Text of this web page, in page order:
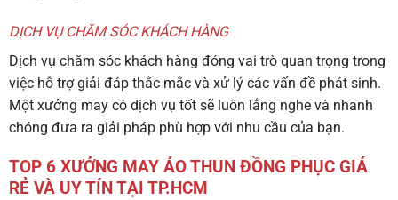
DỊCH VỤ CHĂM SÓC KHÁCH HÀNG
Dịch vụ chăm sóc khách hàng đóng vai trò quan trọng trong
việc hỗ trợ giải đáp thắc mắc và xử lý các vấn đề phát sinh.
Một xưởng may có dịch vụ tốt sẽ luôn lắng nghe và nhanh
chóng đưa ra giải pháp phù hợp với nhu cầu của bạn.
TOP 6 XƯỞNG MAY ÁO THUN ĐỒNG PHỤC GIÁ
RẺ VÀ UY TÍN TẠI TP.HCM